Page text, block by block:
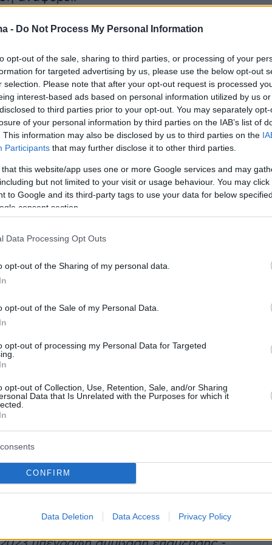
- Do Not Process My Personal Information
opt-out of the sale, sharing to third parties, or processing of your
for targeted advertising by us, please use the below opt-out
selection. Please note that after your opt-out request is processed
interest-based ads based on personal information utilized by us
to third parties prior to your opt-out. You may separately
of your personal information by third parties on the IAB’s list of
This information may also be disclosed by us to third parties on the
Participants that may further disclose it to other third parties.
that this website/app uses one or more Google services and may
but not limited to your visit or usage behaviour. You may
to Google and its third-party tags to use your data for below
consent section.
Data Processing Opt Outs
opt-out of the Sharing of my personal data.
opt-out of the Sale of my Personal Data.
opt-out of processing my Personal Data for Targeted
opt-out of Collection, Use, Retention, Sale, and/or Sharing
Data that Is Unrelated with the Purposes for which it
CONFIRM
Data Deletion Data Access Privacy Policy
τις κάμερες στις σήραγγες
υποχρεωμένοι να αποκαθιστούμε,
απέναντι στην παραπληροφόρηση και
ΙΝΤΕΡΣΤΑΡυπέγραψε το έτος 2017 με την
υπ' αριθ. 7277/08-05-2017 σύμβαση για
φύλαξης εγκαταστάσεων του ΟΣΕ
μέσων και εγκατάσταση συστημάτων
Με την ίδια σύμβαση, μεταξύ άλλων,
κάμερες τόσο στη Σήραγγα των Τεμπών
Σήραγγα Πλαταμώνα.
ανωτέρω σύμβασης η οποία ισχύει από το
καταγραφικό, στο οποίο συνδέθηκε η
τοποθεσία ΚΕΚ Ραψάνης (στον τοίχο του
του ΟΣΕ, εξωτερικώς του Βορείου
της Σήραγγας των Τεμπών), με
προς τη σιδηροδρομική γραμμή.
σήραγγα του Πλαταμώνα - Νότιο Μέτωπο,
προς τη σιδηροδρομική γραμμή.
έλαβαν χώρα το έτος 2017.